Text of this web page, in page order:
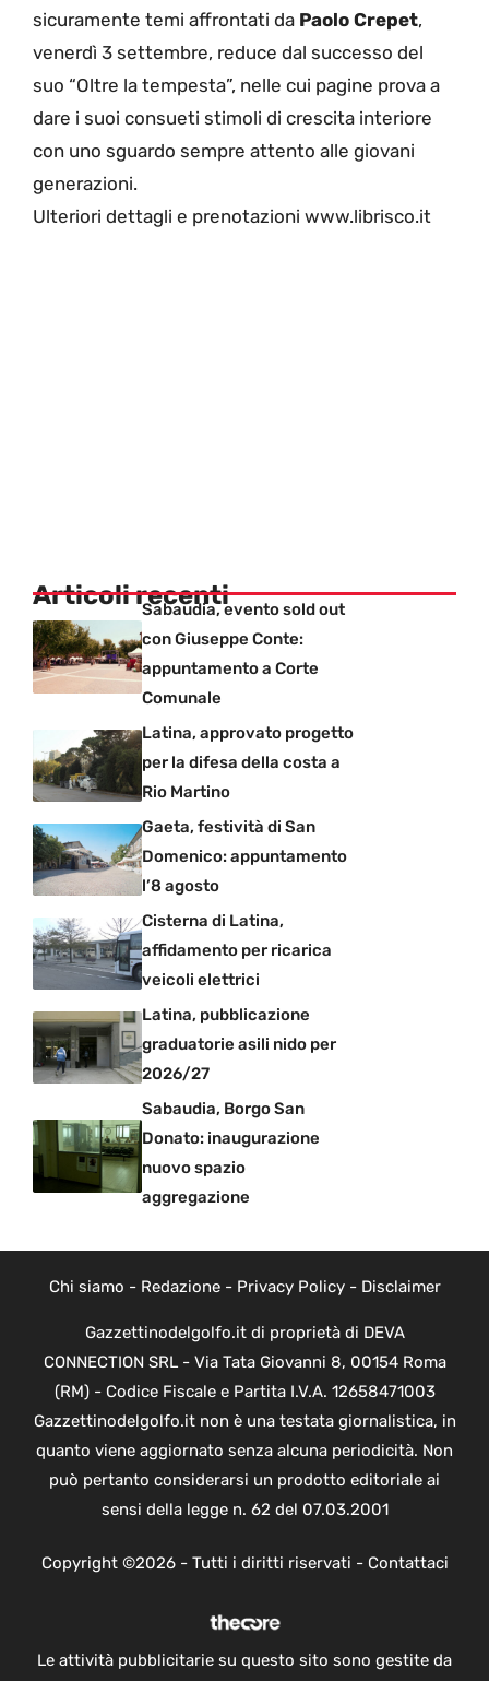
sicuramente temi affrontati da Paolo Crepet,
venerdì 3 settembre, reduce dal successo del
suo “Oltre la tempesta”, nelle cui pagine prova a
dare i suoi consueti stimoli di crescita interiore
con uno sguardo sempre attento alle giovani
generazioni.
Ulteriori dettagli e prenotazioni www.librisco.it
Articoli recentiSabaudia, evento sold out
con Giuseppe Conte:
appuntamento a Corte
Comunale
Latina, approvato progetto
per la difesa della costa a
Rio Martino
Gaeta, festività di San
Domenico: appuntamento
l’8 agosto
Cisterna di Latina,
affidamento per ricarica
veicoli elettrici
Latina, pubblicazione
graduatorie asili nido per
2026/27
Sabaudia, Borgo San
Donato: inaugurazione
nuovo spazio
aggregazione
Chi siamo - Redazione- Privacy Policy- Disclaimer
Gazzettinodelgolfo.it di proprietà di DEVA
CONNECTION SRL - Via Tata Giovanni 8, 00154 Roma
(RM) - Codice Fiscale e Partita I.V.A. 12658471003
Gazzettinodelgolfo.it non è una testata giornalistica, in
quanto viene aggiornato senza alcuna periodicità. Non
può pertanto considerarsi un prodotto editoriale ai
sensi della legge n. 62 del 07.03.2001
Copyright ©2026 - Tutti i diritti riservati - Contattaci
Le attività pubblicitarie su questo sito sono gestite da